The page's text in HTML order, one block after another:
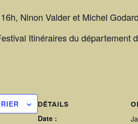
Ninon Valder et Michel
Itinéraires du département
DÉTAILS
Date :